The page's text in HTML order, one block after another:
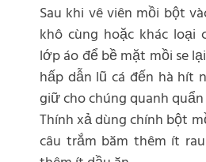
Sau khi vê viên mồi bột
khô cùng hoặc khác loại
lớp áo để bề mặt mồi se
hấp dẫn lũ cá đến hà hít
giữ cho chúng quanh
Thính xả dùng chính bột
câu trắm băm thêm ít